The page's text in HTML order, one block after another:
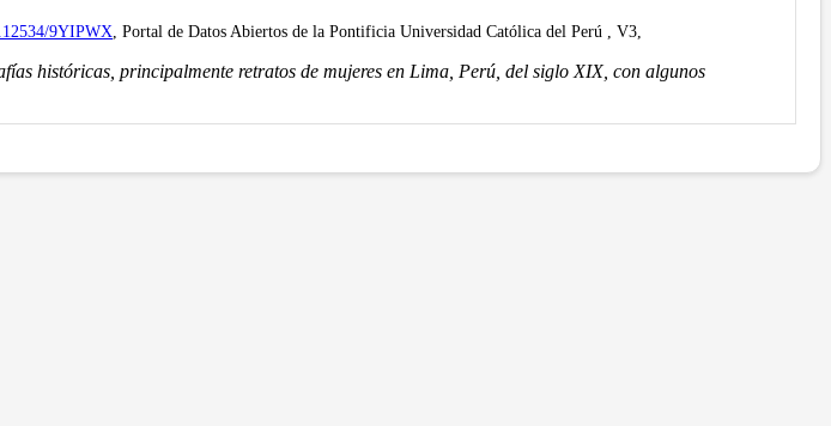
9YIPWX, Portal de Datos Abiertos de la Pontificia Universidad Católica del Perú , V3,
históricas, principalmente retratos de mujeres en Lima, Perú, del siglo XIX, con algunos